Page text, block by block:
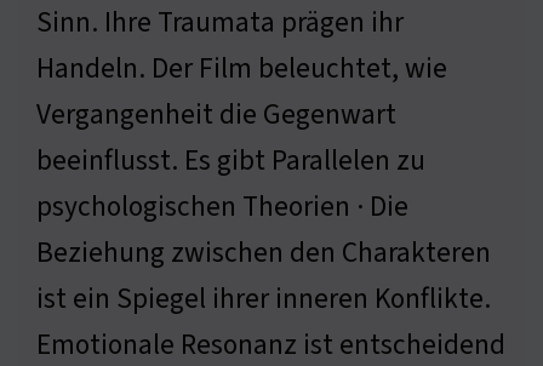
Sinn. Ihre Traumata prägen ihr
Handeln. Der Film beleuchtet, wie
Vergangenheit die Gegenwart
beeinflusst. Es gibt Parallelen zu
psychologischen Theorien · Die
Beziehung zwischen den Charakteren
ist ein Spiegel ihrer inneren Konflikte.
Emotionale Resonanz ist entscheidend